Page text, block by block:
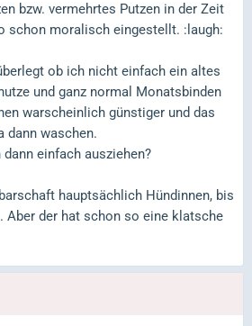
bzw. vermehrtes Putzen in der Zeit
schon moralisch eingestellt. :laugh:
ob ich nicht einfach ein altes
und ganz normal Monatsbinden
warscheinlich günstiger und das
dann waschen.
einfach ausziehen?
hauptsächlich Hündinnen, bis
Aber der hat schon so eine klatsche